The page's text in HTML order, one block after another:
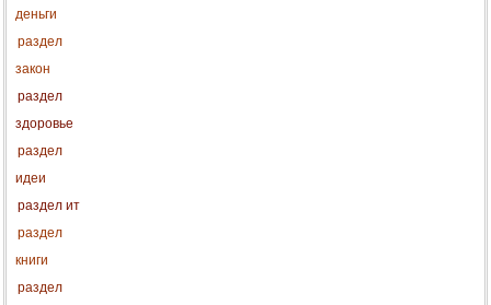
деньги
раздел
закон
раздел
здоровье
раздел
идеи
раздел ит
раздел
книги
раздел